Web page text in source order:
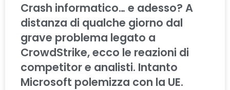
Crash informatico… e adesso? A
distanza di qualche giorno dal
grave problema legato a
CrowdStrike, ecco le reazioni di
competitor e analisti. Intanto
Microsoft polemizza con la UE.